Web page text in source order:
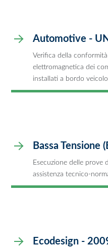
Automotive -
Verifica della
elettromagnetica dei
installati a bordo veicolo
Bassa
Esecuzione delle prove
assistenza tecnico-
Ecodesign -